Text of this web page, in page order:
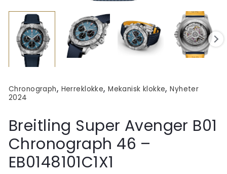
Chronograph, Herreklokke,Mekanisk klokke,Nyheter
2024
Breitling Super Avenger B01
Chronograph 46 –
EB0148101C1X1